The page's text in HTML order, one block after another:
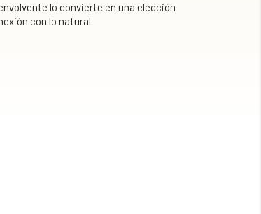
lo convierte en una elección
con lo natural.